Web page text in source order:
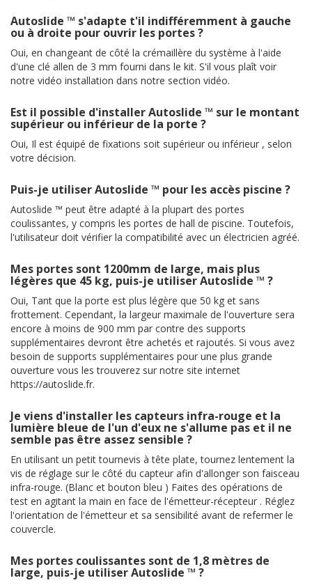
Autoslide ™ s'adapte t'il indifféremment à gauche
ou à droite pour ouvrir les portes ?
Oui, en changeant de côté la crémaillère du système à l'aide
d'une clé allen de 3 mm fourni dans le kit. S'il vous plaît voir
notre vidéo installation dans notre section vidéo.
Est il possible d'installer Autoslide ™ sur le montant
supérieur ou inférieur de la porte ?
Oui, Il est équipé de fixations soit supérieur ou inférieur , selon
votre décision.
Puis-je utiliser Autoslide ™ pour les accès piscine ?
Autoslide ™ peut être adapté à la plupart des portes
coulissantes, y compris les portes de hall de piscine. Toutefois,
l'utilisateur doit vérifier la compatibilité avec un électricien agréé.
Mes portes sont 1200mm de large, mais plus
légères que 45 kg, puis-je utiliser Autoslide ™ ?
Oui, Tant que la porte est plus légère que 50 kg et sans
frottement. Cependant, la largeur maximale de l'ouverture sera
encore à moins de 900 mm par contre des supports
supplémentaires devront être achetés et rajoutés. Si vous avez
besoin de supports supplémentaires pour une plus grande
ouverture vous les trouverez sur notre site internet
https://autoslide.fr.
Je viens d'installer les capteurs infra-rouge et la
lumière bleue de l'un d'eux ne s'allume pas et il ne
semble pas être assez sensible ?
En utilisant un petit tournevis à tête plate, tournez lentement la
vis de réglage sur le côté du capteur afin d'allonger son faisceau
infra-rouge. (Blanc et bouton bleu ) Faites des opérations de
test en agitant la main en face de l'émetteur-récepteur . Réglez
l'orientation de l'émetteur et sa sensibilité avant de refermer le
couvercle.
Mes portes coulissantes sont de 1,8 mètres de
large, puis-je utiliser Autoslide ™ ?